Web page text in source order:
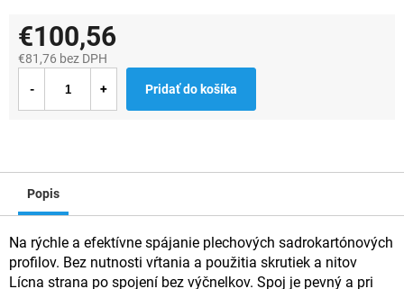
€100,56
€81,76 bez DPH
cena:
Pridať do košíka
Popis
Na rýchle a efektívne spájanie plechových sadrokartónových
profilov. Bez nutnosti vŕtania a použitia skrutiek a nitov
Lícna strana po spojení bez výčnelkov. Spoj je pevný a pri